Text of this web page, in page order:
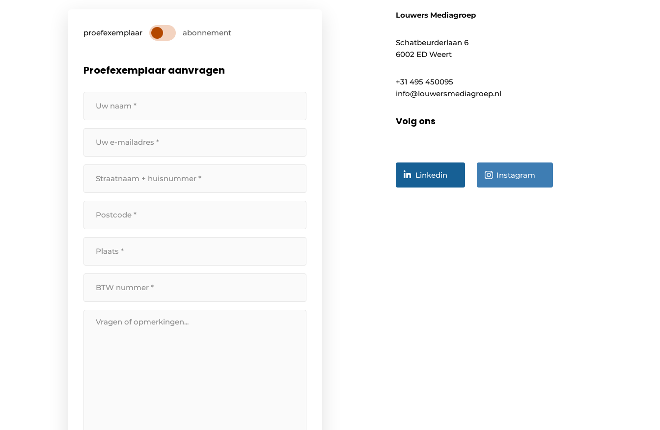
proefexemplaar abonnement
Proefexemplaar aanvragen
naam
*
mailadres
huisnummer
Nummer
*
Louwers Mediagroep
Schatbeurderlaan 6
6002 ED Weert
+31 495 450095
info@louwersmediagroep.nl
Volg ons
Linkedin Instagram